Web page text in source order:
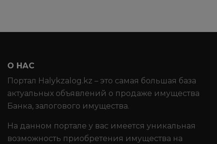
О НАС
Портал Halykzalog.kz – это самая большая база
актуальных объявлений о продаже имущества
Банка, залогового имущества.
На данном портале у вас имеется уникальная
возможность приобретения имущества на